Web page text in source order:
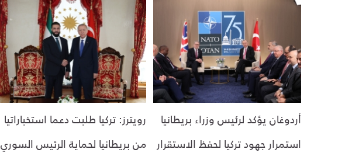
أردوغان يؤكد لرئيس وزراء بريطانيا
استمرار جهود تركيا لحفظ الاستقرار
رويترز: تركيا طلبت دعما استخباراتيا
من بريطانيا لحماية الرئيس السوري